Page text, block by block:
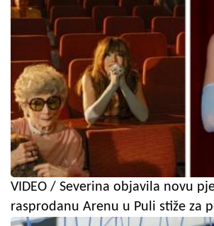
VIDEO / Severina objavila novu
rasprodanu Arenu u Puli stiže za